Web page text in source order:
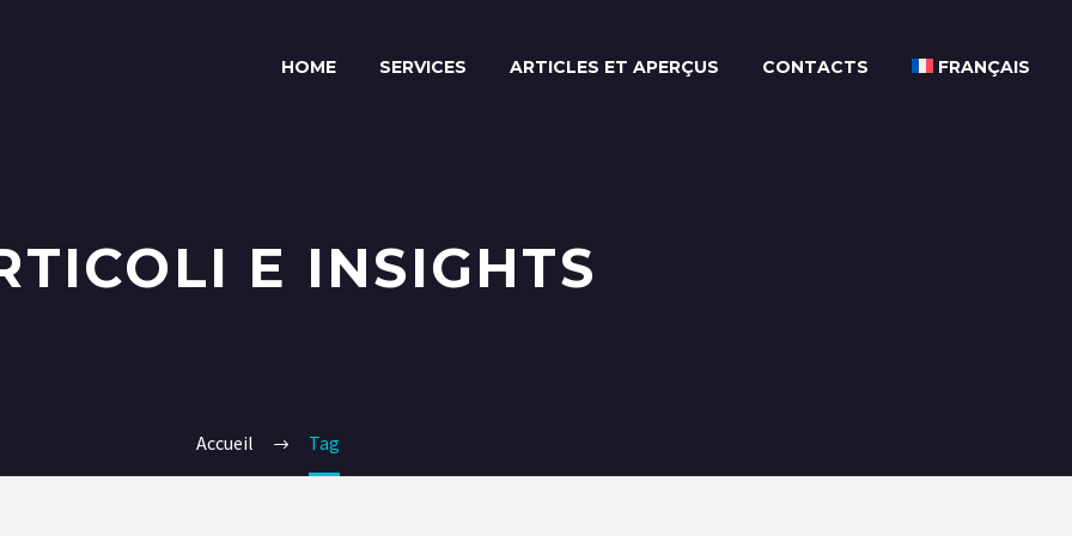
HOME SERVICES ARTICLES ET APERÇUS CONTACTS FRANÇAIS
E INSIGHTS
Accueil Tag